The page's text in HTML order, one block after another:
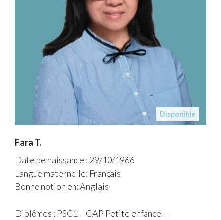
Disponible
Fara T.
Date de naissance : 29/10/1966
Langue maternelle: Français
Bonne notion en: Anglais
Diplômes : PSC1 – CAP Petite enfance –